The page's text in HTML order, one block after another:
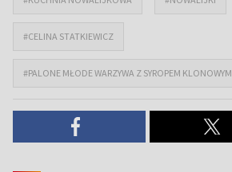
#CELINA STATKIEWICZ
#PALONE MŁODE WARZYWA Z SYROPEM KLONOWYM